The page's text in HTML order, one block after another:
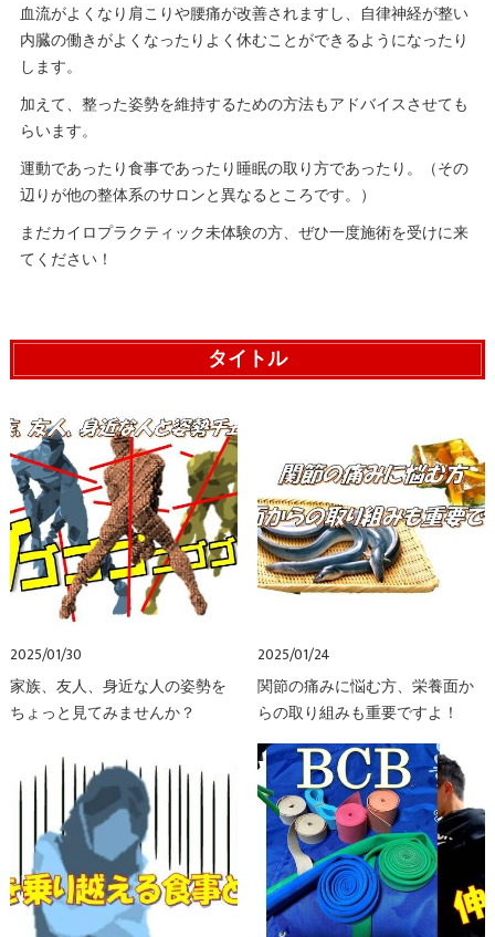
血流がよくなり肩こりや腰痛が改善されますし、自律神経が整い
内臓の働きがよくなったりよく休むことができるようになったり
します。
加えて、整った姿勢を維持するための方法もアドバイスさせても
らいます。
運動であったり食事であったり睡眠の取り方であったり。（その
辺りが他の整体系のサロンと異なるところです。）
まだカイロプラクティック未体験の方、ぜひ一度施術を受けに来
てください！
タイトル
2025/01/30
家族、友人、身近な人の姿勢を
ちょっと見てみませんか？
2025/01/24
関節の痛みに悩む方、栄養面か
らの取り組みも重要ですよ！